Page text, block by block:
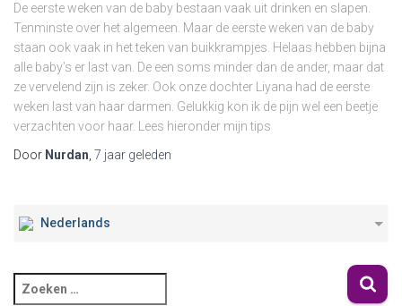
De eerste weken van de baby bestaan vaak uit drinken en slapen.
Tenminste over het algemeen. Maar de eerste weken van de baby
staan ook vaak in het teken van buikkrampjes. Helaas hebben bijna
alle baby’s er last van. De een soms minder dan de ander, maar dat
ze vervelend zijn is zeker. Ook onze dochter Liyana had de eerste
weken last van haar darmen. Gelukkig kon ik de pijn wel een beetje
verzachten voor haar. Lees hieronder mijn tips
Door Nurdan 7 jaar geleden
Nederlands